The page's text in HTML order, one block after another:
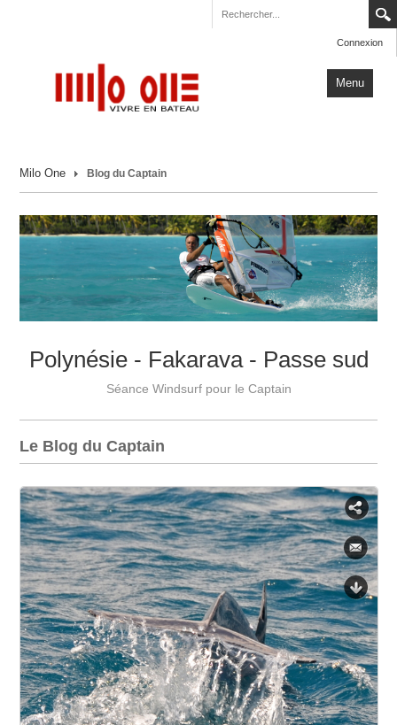
Connexion
Menu
Carnets de Voyage
Actualités
Plus
Milo One Blog du Captain
Polynésie - Fakarava - Passe sud
Séance Windsurf pour le Captain
Le Blog du Captain